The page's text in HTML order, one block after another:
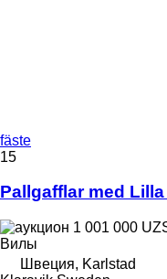
fäste
15
Pallgafflar med
1 001 000
Вилы
Швеция, Karlstad